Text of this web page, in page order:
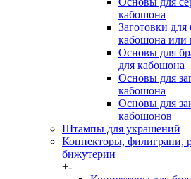
кабошона
Заготовки
кабошона или
Основы для
для кабошона
Основы для
кабошона
Основы для
кабошонов
Штампы для украшений
Коннекторы, филиграни,
бижутерии
+-